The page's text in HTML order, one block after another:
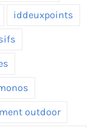
iddeuxpoints
outdoor